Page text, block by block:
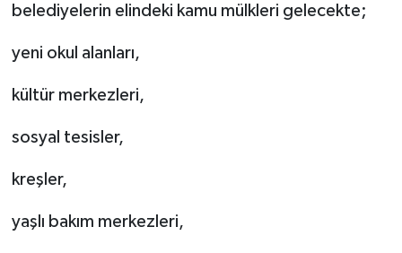
belediyelerin elindeki kamu mülkleri gelecekte;
yeni okul alanları,
kültür merkezleri,
sosyal tesisler,
kreşler,
yaşlı bakım merkezleri,